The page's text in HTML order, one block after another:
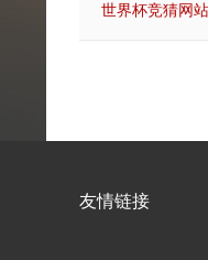
世界杯竞猜网
友情链接